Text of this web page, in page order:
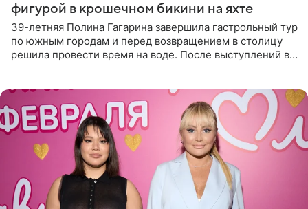
фигурой в крошечном бикини на яхте
39-летняя Полина Гагарина завершила гастрольный тур
по южным городам и перед возвращением в столицу
решила провести время на воде. После выступлений в